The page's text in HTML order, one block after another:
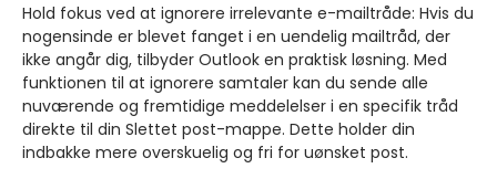
Hold fokus ved at ignorere irrelevante e-mailtråde: Hvis du
nogensinde er blevet fanget i en uendelig mailtråd, der
ikke angår dig, tilbyder Outlook en praktisk løsning. Med
funktionen til at ignorere samtaler kan du sende alle
nuværende og fremtidige meddelelser i en specifik tråd
direkte til din Slettet post-mappe. Dette holder din
indbakke mere overskuelig og fri for uønsket post.